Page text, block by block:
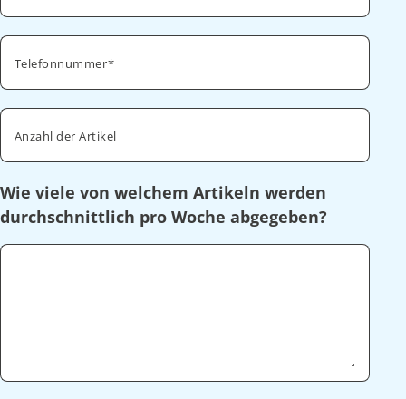
Telefonnummer
Anzahl der Artikel
Wie viele von welchem Artikeln werden
durchschnittlich pro Woche abgegeben?